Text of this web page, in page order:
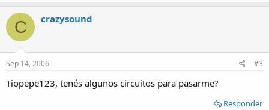
C crazysound
Sep 14, 2006 #3
Tiopepe123, tenés algunos circuitos para pasarme?
Responder